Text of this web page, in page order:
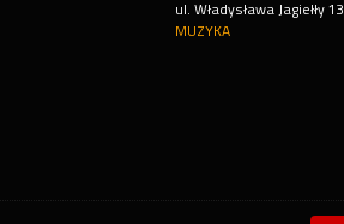
ul. Władysława Jagiełły 13
MUZYKA